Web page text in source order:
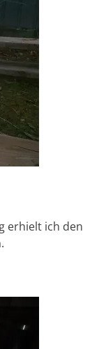
erhielt ich den